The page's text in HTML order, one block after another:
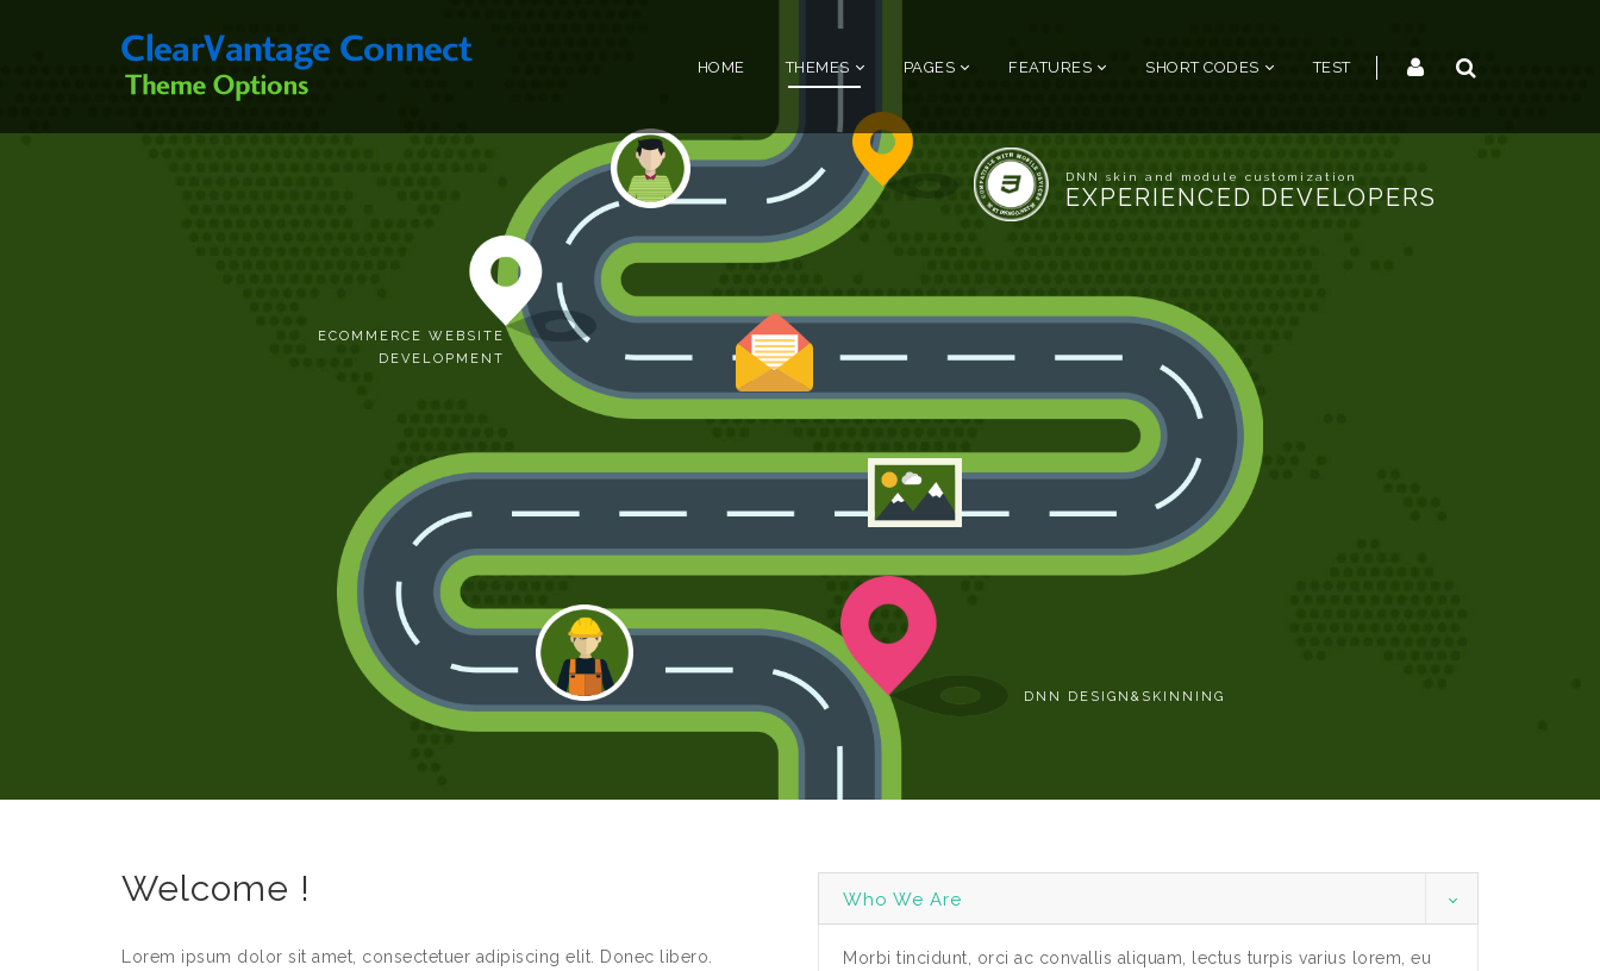
HOME THEMES PAGES FEATURES SHORT CODES TEST
DNN skin and module customization
EXPERIENCED DEVELOPERS
ECOMMERCE WEBSITE
DEVELOPMENT
DNN DESIGN&SKINNING
Welcome !
Lorem ipsum dolor sit amet, consectetuer adipiscing elit. Donec libero.
Who We Are
Morbi tincidunt, orci ac convallis aliquam, lectus turpis varius lorem, eu